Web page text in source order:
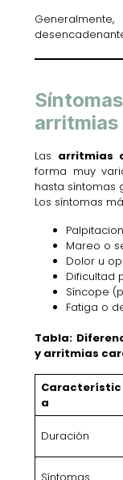
arritmias
Las arritmias
forma muy
hasta síntomas
Los síntomas
Mareo o
Dolor u
Dificultad
Síncope
Fatiga o
Tabla:
y arritmias
Característic
a
Duración